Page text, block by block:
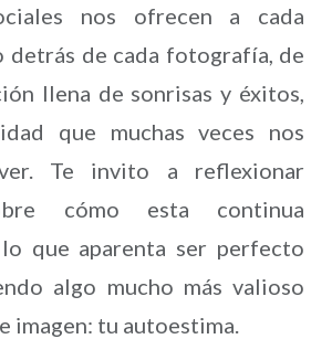
nos ofrecen a cada
detrás de cada fotografía, de
llena de sonrisas y éxitos,
que muchas veces nos
Te invito a reflexionar
cómo esta continua
que aparenta ser perfecto
algo mucho más valioso
imagen: tu autoestima.